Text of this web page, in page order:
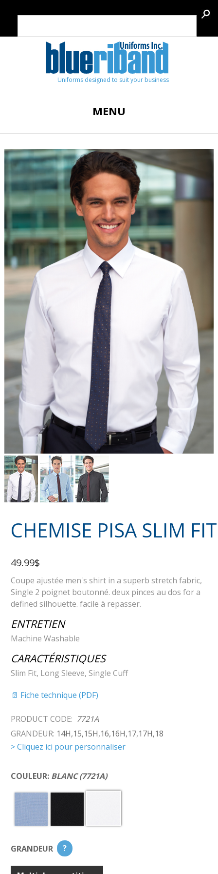
Uniforms designed to suit your business
MENU
CHEMISE PISA SLIM FIT
49.99$
Coupe ajustée men's shirt in a superb stretch fabric,
Single 2 poignet boutonné. deux pinces au dos for a
defined silhouette. facile à repasser.
ENTRETIEN
Machine Washable
CARACTÉRISTIQUES
Slim Fit, Long Sleeve, Single Cuff
📄 Fiche technique (PDF)
PRODUCT CODE: 7721A
GRANDEUR: 14H,15,15H,16,16H,17,17H,18
> Cliquez ici pour personnaliser
COULEUR: BLANC (7721A)
GRANDEUR ?